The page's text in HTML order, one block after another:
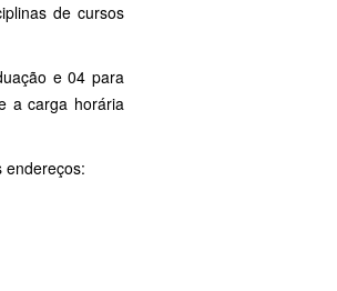
de cursos
e 04 para
a carga horária
endereços: